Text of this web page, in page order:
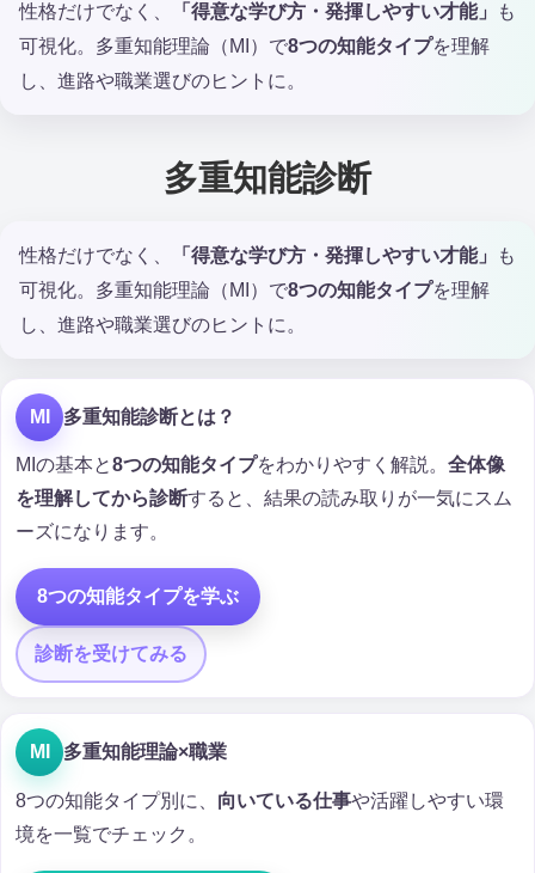
性格だけでなく、 「得意な学び方・発揮しやすい才能」
も
可視化。多重知能理論（MI）で8つの知能タイプを理解
し、進路や職業選びのヒントに。
多重知能診断
性格だけでなく、 「得意な学び方・発揮しやすい才能」
も
可視化。多重知能理論（MI）で8つの知能タイプを理解
し、進路や職業選びのヒントに。
MI 多重知能診断とは？
MIの基本と8つの知能タイプをわかりやすく解説。 全体像
を理解してから診断すると、結果の読み取りが一気にスム
ーズになります。
8つの知能タイプを学ぶ
診断を受けてみる
MI 多重知能理論×職業
8つの知能タイプ別に、 向いている仕事や活躍しやすい環
境を一覧でチェック。